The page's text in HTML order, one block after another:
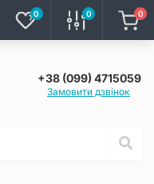
0 0 0
+38 (099) 4715059
Замовити дзвінок